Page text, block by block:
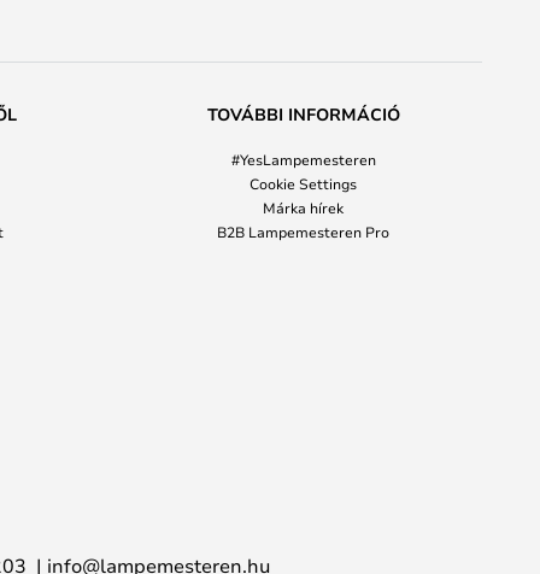
TOVÁBBI INFORMÁCIÓ
#YesLampemesteren
Cookie Settings
Márka hírek
B2B Lampemesteren Pro
info@lampemesteren.hu